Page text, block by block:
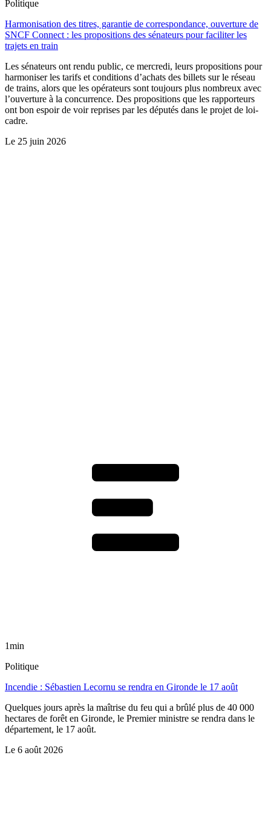
Politique
Harmonisation des titres, garantie de correspondance, ouverture de
SNCF Connect : les propositions des sénateurs pour faciliter les
trajets en train
Les sénateurs ont rendu public, ce mercredi, leurs propositions pour
harmoniser les tarifs et conditions d’achats des billets sur le réseau
de trains, alors que les opérateurs sont toujours plus nombreux avec
l’ouverture à la concurrence. Des propositions que les rapporteurs
ont bon espoir de voir reprises par les députés dans le projet de loi-
cadre.
Le 25 juin 2026
1min
Politique
Incendie : Sébastien Lecornu se rendra en Gironde le 17 août
Quelques jours après la maîtrise du feu qui a brûlé plus de 40 000
hectares de forêt en Gironde, le Premier ministre se rendra dans le
département, le 17 août.
Le 6 août 2026